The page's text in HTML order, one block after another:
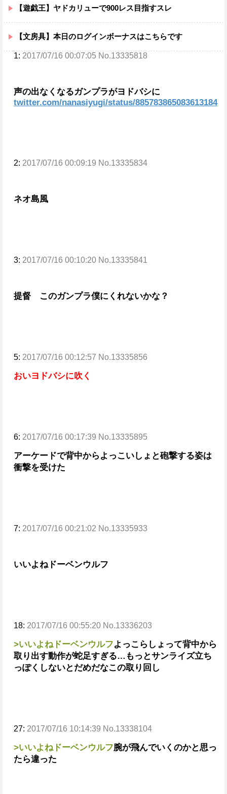
【遊戯王】ヤドカリューで900レス目指すスレ
【文房具】本日のログインボーナスはこちらです
1: 2017/07/16 00:07:05 No.13335818
声の出なくなるガンプラがヨドバシに
twitter.com/nanasiyugi/status/885783865083613184
2: 2017/07/16 00:09:19 No.13335834
ネオ島風
3: 2017/07/16 00:10:20 No.13335841
提督 このガンプラ僕にくれないかな？
5: 2017/07/16 00:12:57 No.13335856
おいヨドバシに吹く
6: 2017/07/16 00:17:39 No.13335895
アーケードで背中からよっこいしょと砲撃する姿は
衝撃を受けた
7: 2017/07/16 00:21:02 No.13335933
いいよねドーベンウルフ
18: 2017/07/16 00:55:20 No.13336203
>いいよねドーベンウルフよっこらしょって背中から
取り出す動作が蛇足すぎる… もっとサンライズ立ち
っぽくしないとだめだなこの取り回し
27: 2017/07/16 10:14:39 No.13338104
>いいよねドーベンウルフ腕が飛んでいくのかと思っ
たら違った